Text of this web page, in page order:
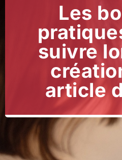
Les
suivre
article